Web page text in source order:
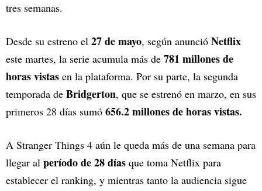
tres semanas.
Desde su estreno el 27 de mayo, según anunció Netflix
este martes, la serie acumula más de 781 millones de
horas vistas en la plataforma. Por su parte, la segunda
temporada de Bridgerton, que se estrenó en marzo, en sus
primeros 28 días sumó 656.2 millones de horas vistas.
A Stranger Things 4 aún le queda más de una semana para
llegar al período de 28 días que toma Netflix para
establecer el ranking, y mientras tanto la audiencia sigue